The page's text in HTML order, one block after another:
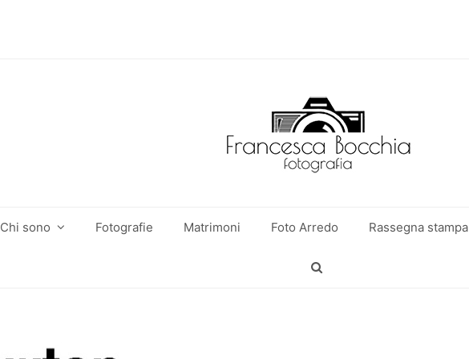
Chi sono Fotografie Matrimoni Foto Arredo Rassegna stampa